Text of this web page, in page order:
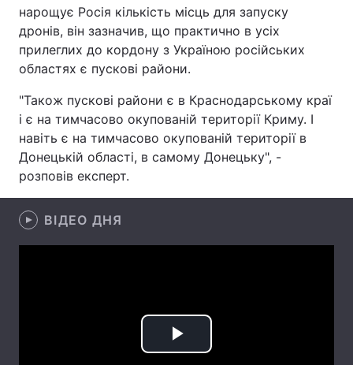
Зброя Інциденти
Здоров'я
Цікавинки Погода
Екологія Регіони
Лонгріди
Відео з Youtube
нарощує Росія кількість місць для запуску
дронів, він зазначив, що практично в усіх
прилеглих до кордону з Україною російських
областях є пускові райони.
"Також пускові райони є в Краснодарському краї
і є на тимчасово окупованій території Криму. І
навіть є на тимчасово окупованій території в
Донецькій області, в самому Донецьку", -
розповів експерт.
ВІДЕО ДНЯ
Play